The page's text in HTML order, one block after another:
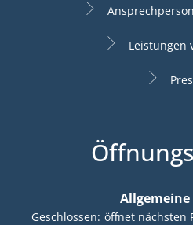
Leistungen
Allgemeine
Klicken, um weitere
Geschlossen: öffnet nächsten